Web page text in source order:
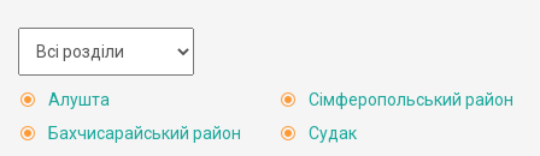
Алушта
Бахчисарайський район
Сімферопольський район
Судак